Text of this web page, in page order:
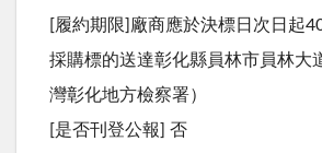
[履約期限]廠商應於決標日次日起
採購標的送達彰化縣員林市員林大
灣彰化地方檢察署）
[是否刊登公報] 否